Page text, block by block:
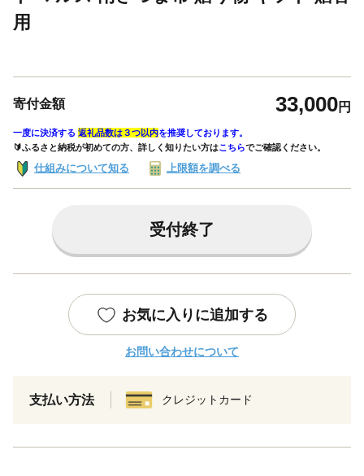
用
寄付金額 33,000円
一度に決済する 返礼品数は３つ以内を推奨しております。
🔰ふるさと納税が初めての方、詳しく知りたい方はこちらでご確認ください。
仕組みについて知る 上限額を調べる
受付終了
お気に入りに追加する
お問い合わせについて
支払い方法 クレジットカード